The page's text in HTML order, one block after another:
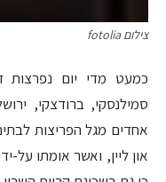
צילום fotolia
כמעט מדי יום נפרצות
סמילנסקי, ברודצקי,
אחדים מגל הפריצות
און ליין, ואשר אומתו על-